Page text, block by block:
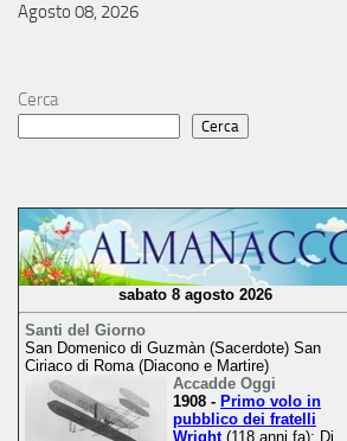
Agosto 08, 2026
Cerca
Cerca